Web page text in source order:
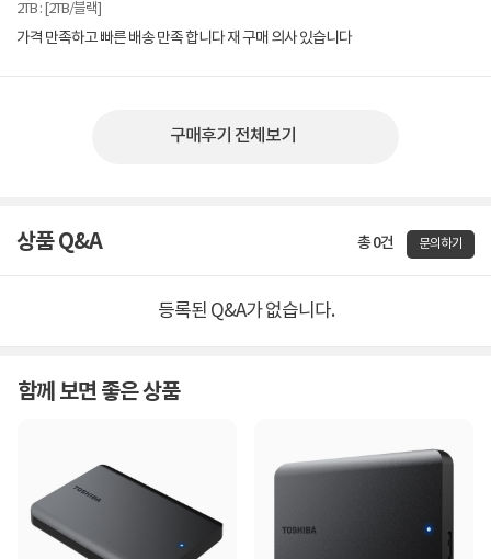
2TB : [2TB/블랙]
가격 만족하고 빠른 배송 만족 합니다 재 구매 의사 있습니다
구매후기 전체보기
상품 Q&A 총 0건 문의하기
등록된 Q&A가 없습니다.
함께 보면 좋은 상품